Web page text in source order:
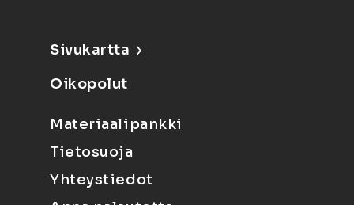
Sivukartta
Oikopolut
Materiaalipankki
Tietosuoja
Yhteystiedot